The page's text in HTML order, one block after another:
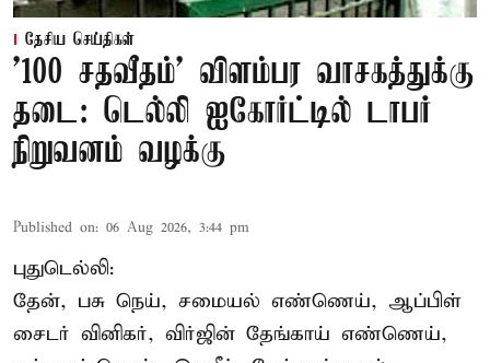
தேசிய செய்திகள்
'100 சதவீதம்' விளம்பர வாசகத்துக்கு
தடை: டெல்லி ஐகோர்ட்டில் டாபர்
நிறுவனம் வழக்கு
Published on: 06 Aug 2026, 3:44 pm
புதுடெல்லி:
தேன், பசு நெய், சமையல் எண்ணெய், ஆப்பிள்
சைடர் வினிகர், விர்ஜின் தேங்காய் எண்ணெய்,